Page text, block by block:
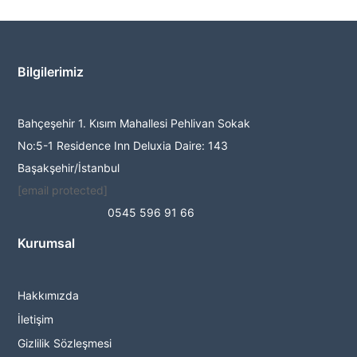
Bilgilerimiz
Bahçeşehir 1. Kısım Mahallesi Pehlivan Sokak
No:5-1 Residence Inn Deluxia Daire: 143
Başakşehir/İstanbul
[email protected]
0545 596 91 66
Kurumsal
Hakkımızda
İletişim
Gizlilik Sözleşmesi